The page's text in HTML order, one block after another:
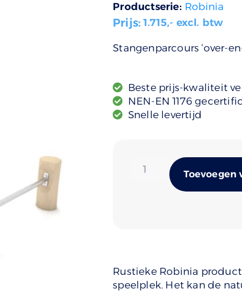
Productserie: Robinia
Prijs:1.715,- excl. btw
Stangenparcours ‘over-
Beste prijs-kwaliteit
NEN-EN 1176
Snelle levertijd
Toevoegen
Rustieke Robinia
speelplek. Het kan de